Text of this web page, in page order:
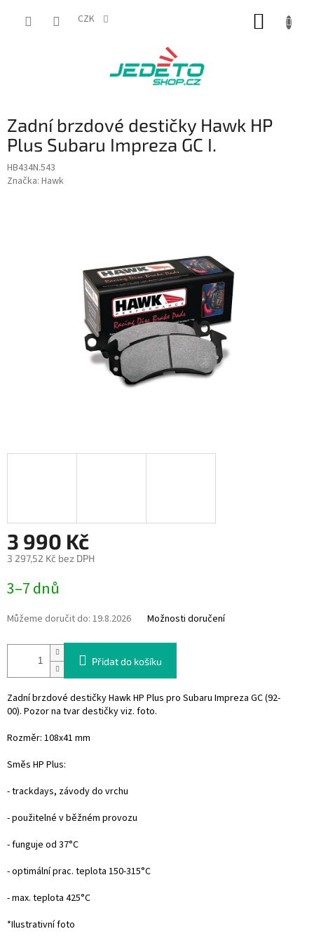
CZK
Zadní brzdové destičky Hawk HP
Plus Subaru Impreza GC I.
HB434N.543
Značka: Hawk
3 990 Kč
3 297,52 Kč bez DPH
cena:
3–7 dnů
Můžeme doručit do: 19.8.2026 Možnosti doručení
Přidat do košíku
Zadní brzdové destičky Hawk HP Plus pro Subaru Impreza GC (92-
00). Pozor na tvar destičky viz. foto.
Rozměr: 108x41 mm
Směs HP Plus:
- trackdays, závody do vrchu
- použitelné v běžném provozu
- funguje od 37°C
- optimální prac. teplota 150-315°C
- max. teplota 425°C
*Ilustrativní foto